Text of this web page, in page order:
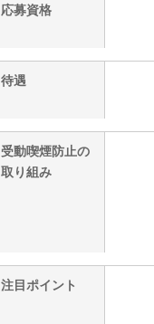
応募資格
待遇
受動喫煙防止の
取り組み
注目ポイント